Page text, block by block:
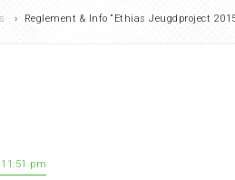
› Reglement & Info “Ethias Jeugdproject
pm